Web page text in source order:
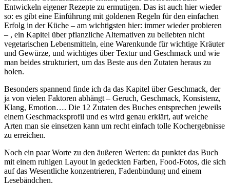
Entwickeln eigener Rezepte zu ermutigen. Das ist auch hier wieder
so: es gibt eine Einführung mit goldenen Regeln für den einfachen
Erfolg in der Küche – am wichtigsten hier: immer wieder probieren
– , ein Kapitel über pflanzliche Alternativen zu beliebten nicht
vegetarischen Lebensmitteln, eine Warenkunde für wichtige Kräuter
und Gewürze, und wichtiges über Textur und Geschmack und wie
man beides strukturiert, um das Beste aus den Zutaten heraus zu
holen.
Besonders spannend finde ich da das Kapitel über Geschmack, der
ja von vielen Faktoren abhängt – Geruch, Geschmack, Konsistenz,
Klang, Emotion…. Die 12 Zutaten des Buches entsprechen jeweils
einem Geschmacksprofil und es wird genau erklärt, auf welche
Arten man sie einsetzen kann um recht einfach tolle Kochergebnisse
zu erreichen.
Noch ein paar Worte zu den äußeren Werten: da punktet das Buch
mit einem ruhigen Layout in gedeckten Farben, Food-Fotos, die sich
auf das Wesentliche konzentrieren, Fadenbindung und einem
Lesebändchen.